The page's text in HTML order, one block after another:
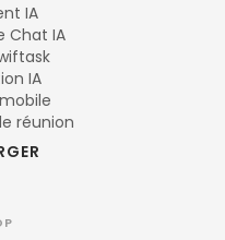
IA
Chat IA
IA
réunion